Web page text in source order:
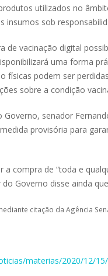
utilizados no
insumos sob
de vacinação digital
uma forma
físicas podem ser
sobre a condição
senador
provisória para
compra de “toda e
do Governo disse ainda
citação da Agência
materias/2020/12/